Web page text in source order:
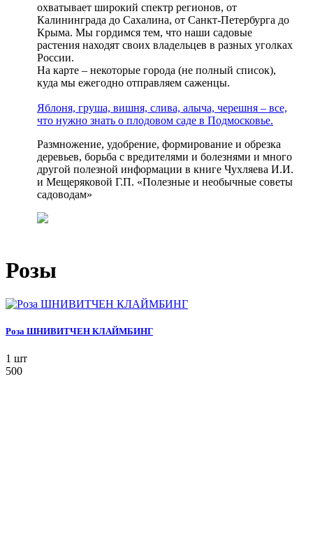
охватывает широкий спектр регионов, от
Калининграда до Сахалина, от Санкт-Петербурга до
Крыма. Мы гордимся тем, что наши садовые
растения находят своих владельцев в разных уголках
России.
На карте – некоторые города (не полный список),
куда мы ежегодно отправляем саженцы.
Яблоня, груша, вишня, слива, алыча, черешня – все,
что нужно знать о плодовом саде в Подмосковье.
Размножение, удобрение, формирование и обрезка
деревьев, борьба с вредителями и болезнями и много
другой полезной информации в книге Чухляева И.И.
и Мещеряковой Г.П. «Полезные и необычные советы
садоводам»
Розы
Роза ШНИВИТЧЕН КЛАЙМБИНГ
1 шт
500